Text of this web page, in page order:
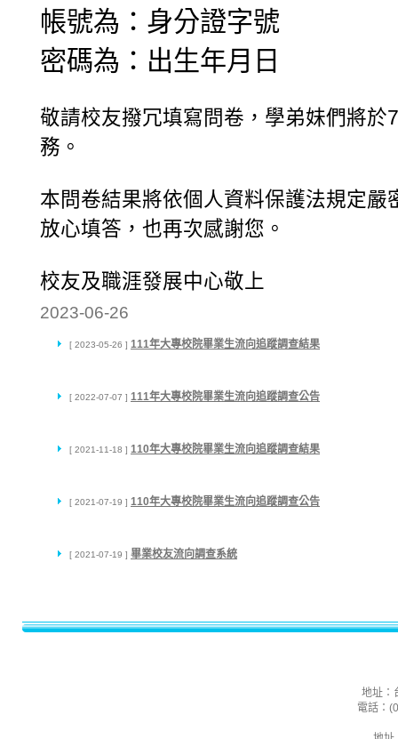
帳號為：身分證字號
密碼為：出生年月日
敬請校友撥冗填寫問卷，學弟妹們將
務。
本問卷結果將依個人資料保護法規定
放心填答，也再次感謝您。
校友及職涯發展中心敬上
2023-06-26
[ 2023-05-26 ] 111年大專校院畢業生流向追蹤調查結果
[ 2022-07-07 ] 111年大專校院畢業生流向追蹤調查公告
[ 2021-11-18 ] 110年大專校院畢業生流向追蹤調查結果
[ 2021-07-19 ] 110年大專校院畢業生流向追蹤調查公告
[ 2021-07-19 ] 畢業校友流向調查系統
地址：
電話：